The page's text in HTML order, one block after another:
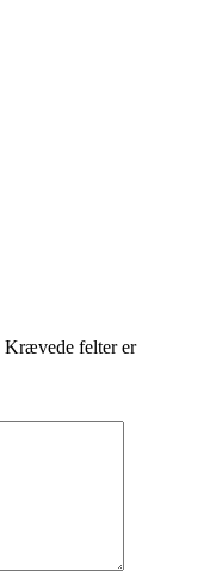
Krævede felter er